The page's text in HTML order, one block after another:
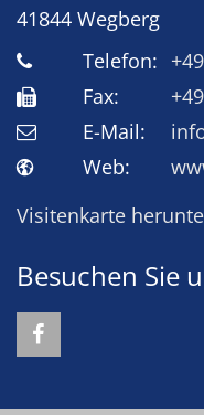
41844 Wegberg
Telefon:
Fax:
E-Mail:
Web:
Visitenkarte
Besuchen Sie